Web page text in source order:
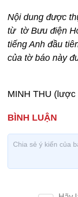
Nội dung được
từ tờ Bưu điện
tiếng Anh đầu
của tờ báo này
MINH THU (lược